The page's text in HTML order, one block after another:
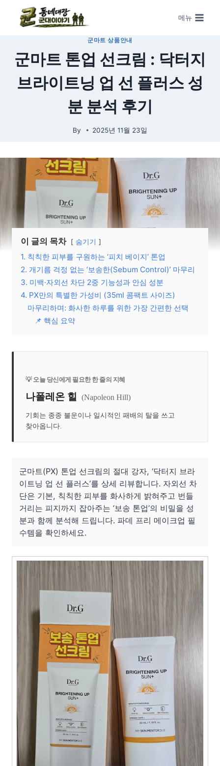
Skip to content
메뉴
군마트 상품안내
군마트 톤업 선크림 : 닥터지
브라이트닝 업 선 플러스 성
분 분석 후기
By 2025년 11월 23일
이 글의 목차 숨기기
1. 칙칙한 피부를 구원하는 ‘피치 베이지’ 톤업
2. 개기름 걱정 없는 ‘보송한(Sebum Control)’ 마무리
3. 미백·자외선 차단 2중 기능성과 안심 성분
4. PX만의 특별한 가성비 (35ml 콤팩트 사이즈)
마무리하며: 화사한 하루를 위한 가장 간편한 선택
📌 핵심 요약
💡 오늘 당신에게 필요한 한 줄의 지혜
나폴레온 힐 (Napoleon Hill)
기회는 종종 불운이나 일시적인 패배의 탈을 쓰고
찾아옵니다.
군마트(PX) 톤업 선크림의 절대 강자, ‘닥터지 브라
이트닝 업 선 플러스’를 상세 리뷰합니다. 자외선 차
단은 기본, 칙칙한 피부를 화사하게 밝혀주고 번들
거리는 피지까지 잡아주는 ‘보송 톤업’의 비밀을 성
분과 함께 분석해 드립니다. 파데 프리 메이크업 필
수템을 확인하세요.